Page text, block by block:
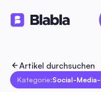
Artikel durchsuchen
Kategorie:Social-